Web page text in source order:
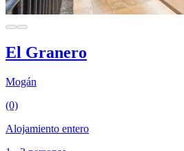
El Granero
Mogán
(0)
Alojamiento entero